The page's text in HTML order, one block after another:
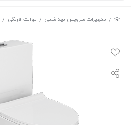
/ تجهیزات سرویس بهداشتی / توالت فرنگی /